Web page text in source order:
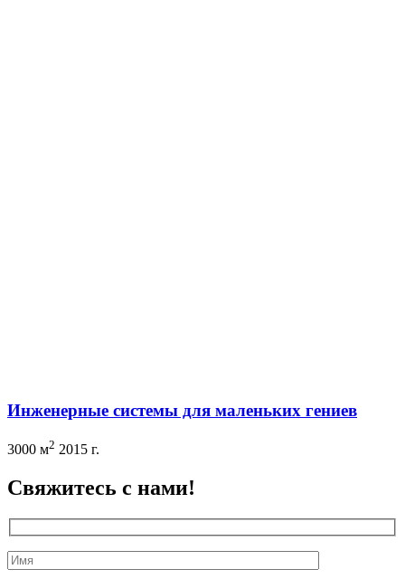
Инженерные системы для маленьких гениев
3000 м2 2015 г.
Свяжитесь с нами!